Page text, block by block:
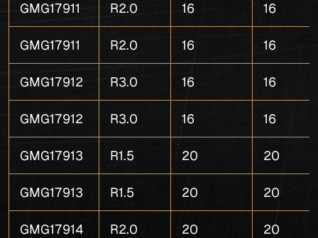
GMG17911 R2.0 16 16
GMG17911 R2.0 16 16
GMG17912 R3.0 16 16
GMG17912 R3.0 16 16
GMG17913 R1.5 20 20
GMG17913 R1.5 20 20
GMG17914 R2.0 20 20